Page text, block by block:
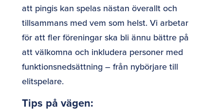
att pingis kan spelas nästan överallt och
tillsammans med vem som helst. Vi arbetar
för att fler föreningar ska bli ännu bättre på
att välkomna och inkludera personer med
funktionsnedsättning – från nybörjare till
elitspelare.
Tips på vägen: